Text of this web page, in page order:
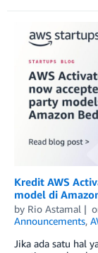
Kredit AWS
model di
by Rio Astamal
Announcements,
Jika ada satu hal